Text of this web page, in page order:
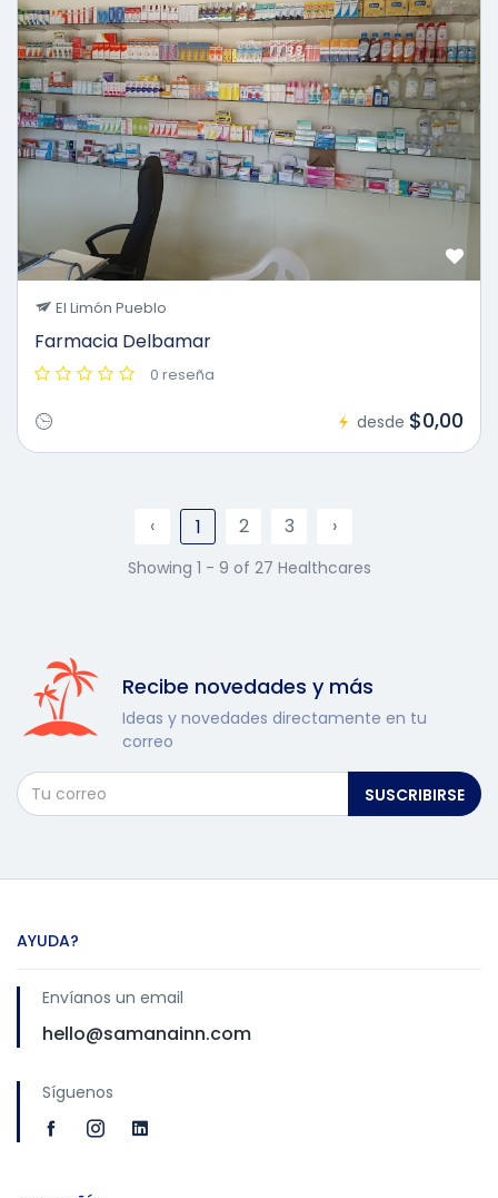
El Limón Pueblo
Farmacia Delbamar
0 reseña
desde $0,00
‹ 1 2 3 ›
Showing 1 - 9 of 27 Healthcares
Recibe novedades y más
Ideas y novedades directamente en tu
correo
SUSCRIBIRSE
AYUDA?
Envíanos un email
hello@samanainn.com
Síguenos